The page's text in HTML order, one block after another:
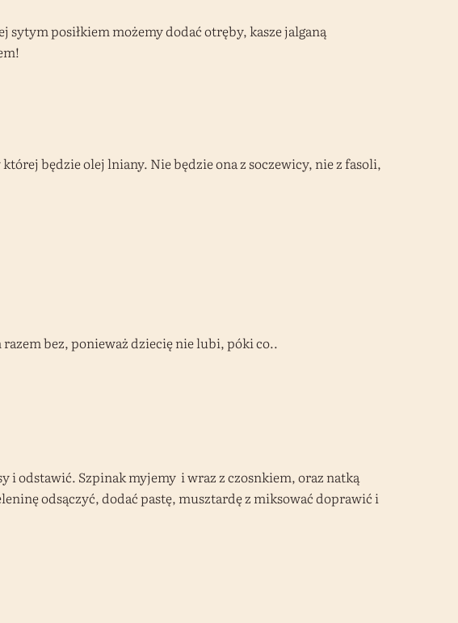
posiłkiem możemy dodać otręby, kasze jalganą
będzie olej lniany. Nie będzie ona z soczewicy, nie z fasoli,
bez, ponieważ dziecię nie lubi, póki co..
i odstawić. Szpinak myjemy i wraz z czosnkiem, oraz natką
odsączyć, dodać pastę, musztardę z miksować doprawić i